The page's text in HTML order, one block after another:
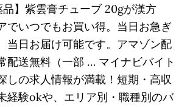
】紫雲膏チューブ 20gが漢方
でいつでもお買い得。当日お急ぎ
当日お届け可能です。アマゾン配
配送無料（一部 … マイナビバイト
しの求人情報が満載！短期・高収
経験okや、エリア別・職種別のバ